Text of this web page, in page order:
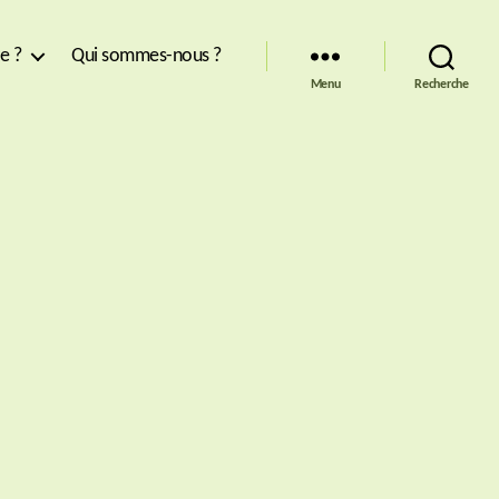
? Qui sommes-nous ?
Menu Recherche